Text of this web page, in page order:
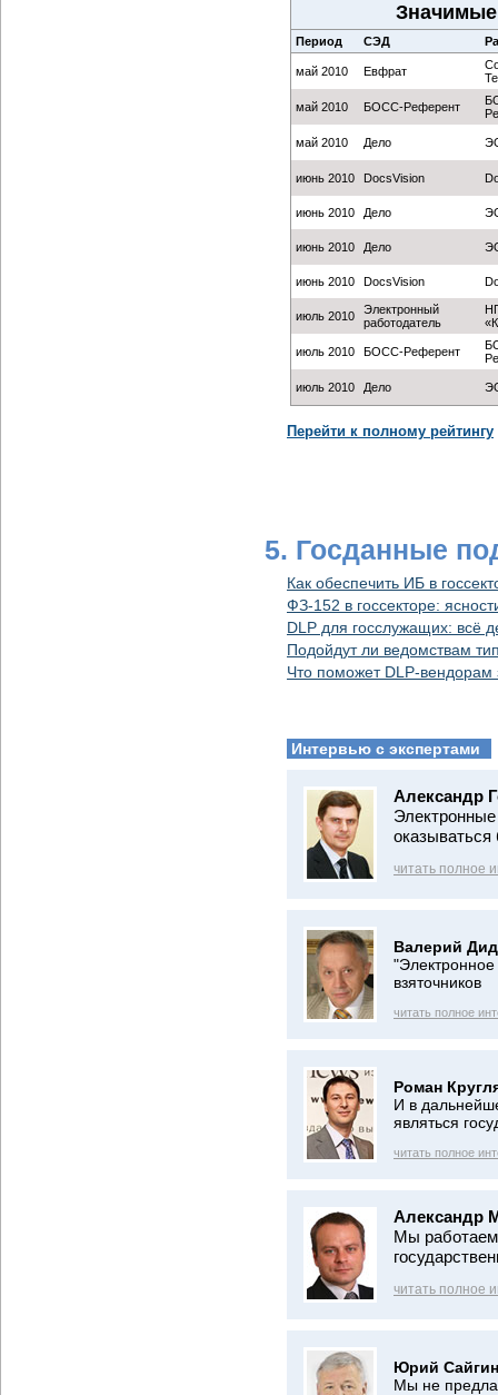
Период СЭД
май 2010 Евфрат
май 2010 БОСС-Референт
май 2010 Дело
июнь 2010 DocsVision
июнь 2010 Дело
июнь 2010 Дело
июнь 2010 DocsVision
июль 2010
Электронный
работодатель
июль 2010 БОСС-Референт
июль 2010 Дело
Перейти к полному рейтингу
5. Госданные
Как обеспечить ИБ в
ФЗ-152 в госсекторе:
DLP для госслужащих: всё
Подойдут ли ведомствам
Что поможет DLP-вендорам
Интервью с экспертами
Александр
Электронные
оказываться
читать полное
Валерий
"Электронное
взяточников
читать полное
Роман
И в
являться
читать полное
Александр
Мы
читать полное
Юрий
Мы не